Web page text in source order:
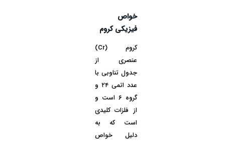
خواص
فیزیکی کروم
کروم (Cr)
عنصری از
جدول تناوبی با
عدد اتمی ۲۴ و
گروه ۶ است و
از فلزات کلیدی
است که به
دلیل خواص